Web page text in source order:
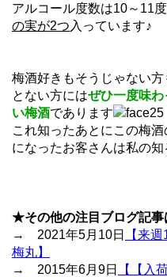
アルコール度数は10～11
の実が2つ 入っています♪
梅酒好きもそうじゃない
とない方にはぜひ一度味
い梅酒であります
これ知ったあとにこの梅
になったお客さんは私の
★その他の注目ブログ記事
→ 2021年5月10日
【来
梅丸】
→ 2015年6月9日
【【入